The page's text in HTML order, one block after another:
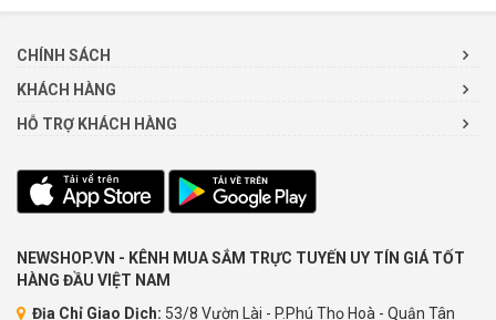
CHÍNH SÁCH
KHÁCH HÀNG
HỖ TRỢ KHÁCH HÀNG
NEWSHOP.VN - KÊNH MUA SẮM TRỰC TUYẾN UY TÍN GIÁ TỐT
HÀNG ĐẦU VIỆT NAM
Địa Chỉ Giao Dịch: 53/8 Vườn Lài - P.Phú Thọ Hoà - Quận Tân